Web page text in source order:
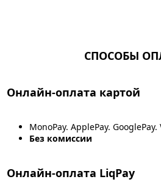
СПОСОБЫ
Онлайн-оплата картой
MonoPay. ApplePay.
Без комиссии
Онлайн-оплата LiqPay